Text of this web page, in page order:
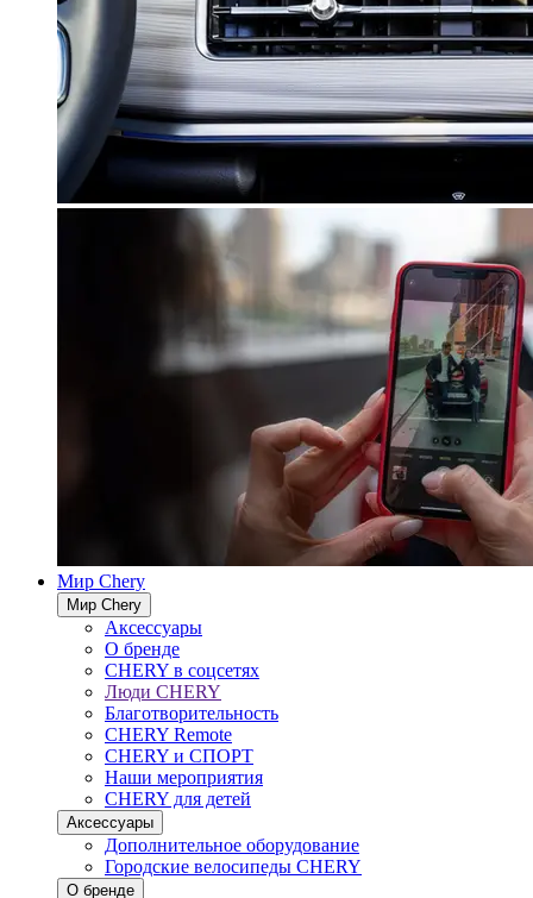
Мир Chery
Мир Chery
Аксессуары
О бренде
CHERY в соцсетях
Люди CHERY
Благотворительность
CHERY Remote
CHERY и СПОРТ
Наши мероприятия
CHERY для детей
Аксессуары
Дополнительное оборудование
Городские велосипеды CHERY
О бренде